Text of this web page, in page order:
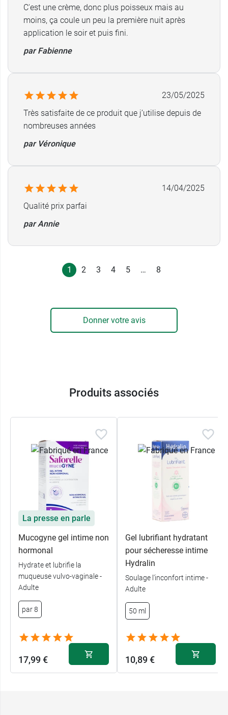
C'est une crème, donc plus poisseux mais au
moins, ça coule un peu la première nuit après
application le soir et puis fini.
par Fabienne
23/05/2025
Très satisfaite de ce produit que j’utilise depuis de
nombreuses années
par Véronique
14/04/2025
Qualité prix parfai
par Annie
1 2 3 4 5 … 8
Donner votre avis
Produits associés
La presse en parle
Mucogyne gel intime non
hormonal
Hydrate et lubrifie la
muqueuse vulvo-vaginale -
Adulte
par 8
17,99 €
Gel lubrifiant hydratant
pour sécheresse intime
Hydralin
Soulage l'inconfort intime -
Adulte
50 ml
10,89 €